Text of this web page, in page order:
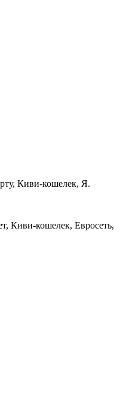
Киви-кошелек, Я.
Киви-кошелек, Евросеть,